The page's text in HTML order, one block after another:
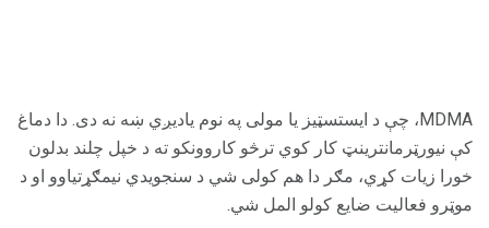
MDMA، چې د ایستسټیز یا مولی په نوم یادیږي ښه نه دی. دا دماغ
کې نیورټرمانترینټ کار کوي ترڅو کاروونکو ته د خپل چلند بدلون
خورا زیات کړي، مګر دا هم کولی شي د سنجویدي نیمګړتیاوو او د
موټرو فعالیت ضایع کولو المل شي.